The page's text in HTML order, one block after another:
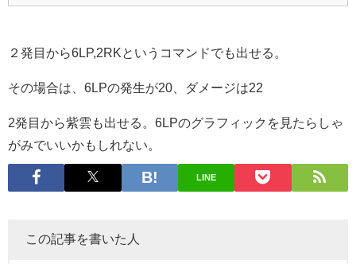
２発目から6LP,2RKというコマンドでも出せる。
その場合は、6LPの発生が20、ダメージは22
2発目から紫雲も出せる。6LPのグラフィックを見たらしゃ
がみでいいかもしれない。
LINE
この記事を書いた人